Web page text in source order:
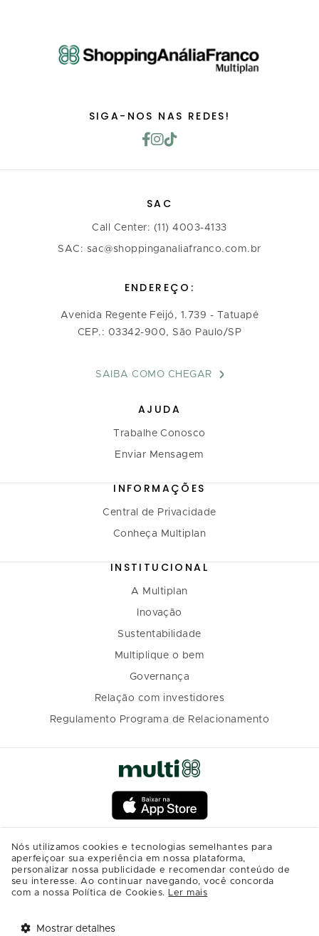
SIGA-NOS NAS REDES!
SAC
Call Center: (11) 4003-4133
SAC: sac@shoppinganaliafranco.com.br
ENDEREÇO:
Avenida Regente Feijó, 1.739 - Tatuapé
CEP.: 03342-900, São Paulo/SP
SAIBA COMO CHEGAR
AJUDA
Trabalhe Conosco
Enviar Mensagem
INFORMAÇÕES
Central de Privacidade
Conheça Multiplan
INSTITUCIONAL
A Multiplan
Inovação
Sustentabilidade
Multiplique o bem
Governança
Relação com investidores
Regulamento Programa de Relacionamento
Nós utilizamos cookies e tecnologias semelhantes para
aperfeiçoar sua experiência em nossa plataforma,
personalizar nossa publicidade e recomendar conteúdo de
seu interesse. Ao continuar navegando, você concorda
com a nossa Política de Cookies. Ler mais
Mostrar detalhes